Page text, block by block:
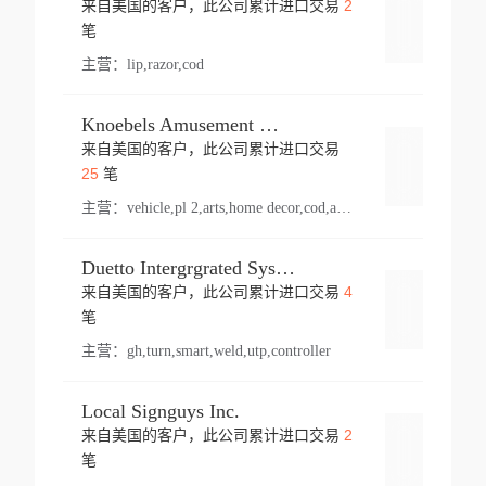
来自美国的客户，此公司累计进口交易 2
笔
主营： lip,razor,cod
Knoebels Amusement Resort
来自美国的客户，此公司累计进口交易
25笔
主营： vehicle,pl 2,arts,home decor,cod,amusement ride,sea
Duetto Intergrgrated Systems Inc.
来自美国的客户，此公司累计进口交易 4
笔
主营： gh,turn,smart,weld,utp,controller
Local Signguys Inc.
来自美国的客户，此公司累计进口交易 2
笔